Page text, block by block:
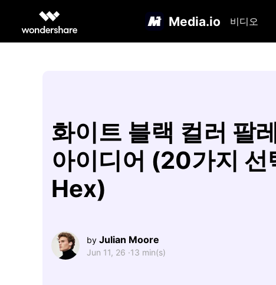
Media.io 비디오
화이트 블랙 컬러 팔
아이디어 (20가지 선
Hex)
by Julian Moore
Jun 11, 26 ·13 min(s)